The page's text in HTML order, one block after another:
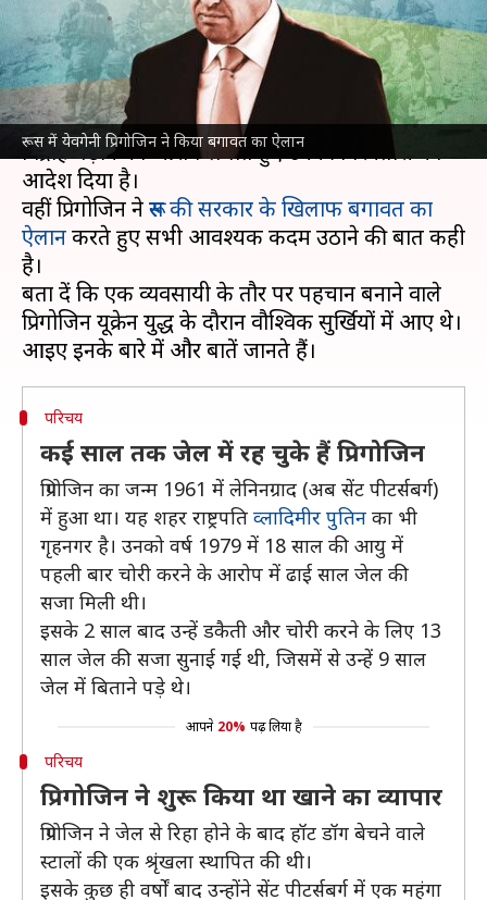
रूस में येवगेनी प्रिगोजिन ने किया बगावत का ऐलान
सकुल गर्ग Jun 24, 2023 11:57 am
क्या है खबर?
रूसने वागनर समूह के प्रमुख येवगेनी प्रिगोजिन पर सशस्त्र
विद्रोह बढ़ाने का आरोप लगाते हुए उनकी गिरफ्तारी का
आदेश दिया है।
वहीं प्रिगोजिन नेरूस की सरकार के खिलाफ बगावत का
ऐलानकरते हुए सभी आवश्यक कदम उठाने की बात कही
है।
बता दें कि एक व्यवसायी के तौर पर पहचान बनाने वाले
प्रिगोजिन यूक्रेन युद्ध के दौरान वौश्विक सुर्खियों में आए थे।
परिचय
कई साल तक जेल में रह चुके हैं प्रिगोजिन
प्रिगोजिन का जन्म 1961 में लेनिनग्राद (अब सेंट पीटर्सबर्ग)
में हुआ था। यह शहर राष्ट्रपति व्लादिमीर पुतिन का भी
गृहनगर है। उनको वर्ष 1979 में 18 साल की आयु में
पहली बार चोरी करने के आरोप में ढाई साल जेल की
सजा मिली थी।
इसके 2 साल बाद उन्हें डकैती और चोरी करने के लिए 13
साल जेल की सजा सुनाई गई थी, जिसमें से उन्हें 9 साल
जेल में बिताने पड़े थे।
आपने 20% पढ़ लिया है
परिचय
प्रिगोजिन ने शुरू किया था खाने का व्यापार
प्रिगोजिन ने जेल से रिहा होने के बाद हॉट डॉग बेचने वाले
स्टालों की एक श्रृंखला स्थापित की थी।
इसके कुछ ही वर्षों बाद उन्होंने सेंट पीटर्सबर्ग में एक महंगा